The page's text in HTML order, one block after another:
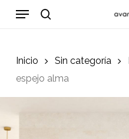
Menu
Inicio Sin categoría
espejo alma